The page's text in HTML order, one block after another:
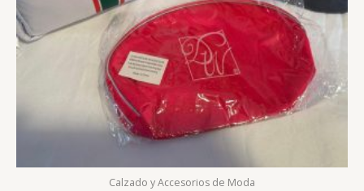
Calzado y Accesorios de Moda